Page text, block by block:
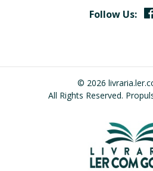
Follow Us:
© 2026
All Rights Reserved.